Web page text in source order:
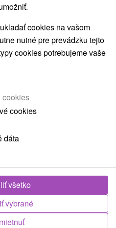
Strehová
kotliny na juhu
blízkosti termálneho
cookies na vašom
nutné pre prevádzku tejto
cookies potrebujeme vaše
cookies
cookies
dáta
vybrané
všetko